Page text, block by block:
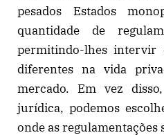
pesados Estados
quantidade de
permitindo-lhes intervir
diferentes na vida
mercado. Em vez
jurídica, podemos
onde as regulamentações